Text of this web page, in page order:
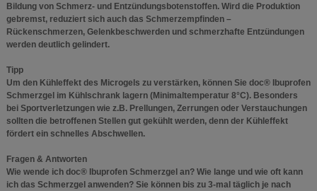
Bildung von Schmerz- und Entzündungsbotenstoffen. Wird die Produktion
gebremst, reduziert sich auch das Schmerzempfinden –
Rückenschmerzen, Gelenkbeschwerden und schmerzhafte Entzündungen
werden deutlich gelindert.
Tipp
Um den Kühleffekt des Microgels zu verstärken, können Sie doc® Ibuprofen
Schmerzgel im Kühlschrank lagern (Minimaltemperatur 8°C). Besonders
bei Sportverletzungen wie z.B. Prellungen, Zerrungen oder Verstauchungen
sollten die betroffenen Stellen gut gekühlt werden, denn der Kühleffekt
fördert ein schnelles Abschwellen.
Fragen & Antworten
Wie wende ich doc® Ibuprofen Schmerzgel an? Wie lange und wie oft kann
ich das Schmerzgel anwenden? Sie können bis zu 3-mal täglich je nach